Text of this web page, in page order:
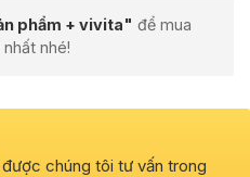
phẩm + vivita" để mua
nhé!
chúng tôi tư vấn trong